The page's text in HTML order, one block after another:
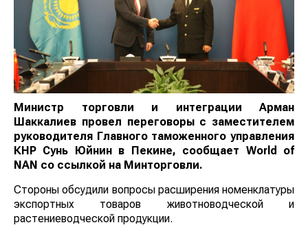
Министр торговли и интеграции Арман
Шаккалиев провел переговоры с заместителем
руководителя Главного таможенного управления
КНР Сунь Юйнин в Пекине, сообщает World
of
NAN со ссылкой на Минторговли.
Стороны обсудили вопросы расширения номенклатуры
экспортных товаров животноводческой и
растениеводческой продукции.